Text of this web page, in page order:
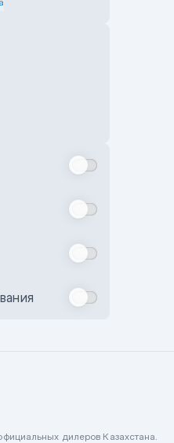
дилеров Казахстана.